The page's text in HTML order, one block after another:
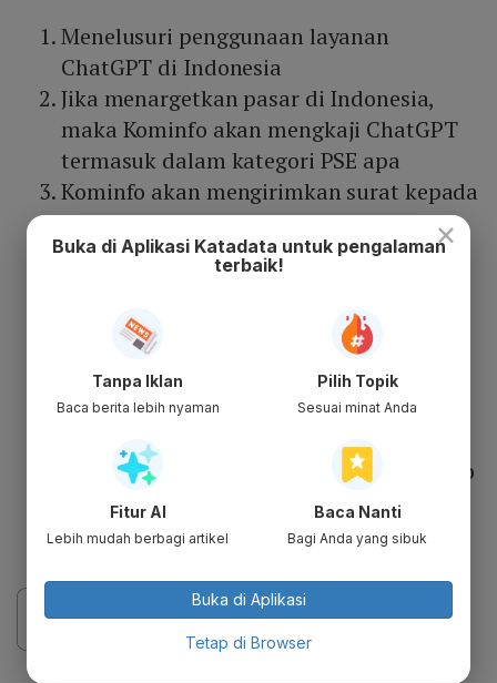
Menelusuri penggunaan layanan
ChatGPT di Indonesia
Jika menargetkan pasar di Indonesia,
maka Kominfo akan mengkaji ChatGPT
termasuk dalam kategori PSE apa
Kominfo akan mengirimkan surat kepada
OpenAI jika termasuk dalam PSE wajib
daftar
ditentukan, maka Kominfo akan
memberikan teguran
Jika sudah ditegur tidak juga mendaftar,
maka Kominfo akan memberlakukan
Jika tidak mendaftar juga, maka Kominfo
akan melakukan blokir
Blokir akan dibuka jika PSE mendaftar
×
Buka di Aplikasi Katadata untuk pengalaman
terbaik!
Tanpa Iklan
Baca berita lebih nyaman
Pilih Topik
Sesuai minat Anda
Fitur AI
Lebih mudah berbagi artikel
Baca Nanti
Bagi Anda yang sibuk
Buka di Aplikasi
Tetap di Browser